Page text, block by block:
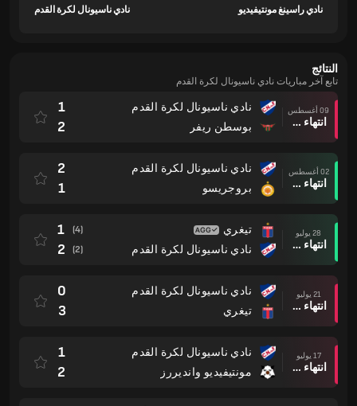
نادي راسينغ مونتيفيديو
نادي ناسيونال لكرة القدم
النتائج
تابع آخر مباريات نادي ناسيونال لكرة القدم
09 أغسطس
انتهاء وقت المباراة
نادي ناسيونال لكرة القدم
بوسطن ريفر
1
2
02 أغسطس
انتهاء وقت المباراة
نادي ناسيونال لكرة القدم
بروجريسو
2
1
28 يوليو
انتهاء وقت المباراة
تيغري
نادي ناسيونال لكرة القدم
(4)
1
(2)
2
21 يوليو
انتهاء وقت المباراة
نادي ناسيونال لكرة القدم
تيغري
0
3
17 يوليو
انتهاء وقت المباراة
نادي ناسيونال لكرة القدم
مونتيفيديو وانديررز
1
2